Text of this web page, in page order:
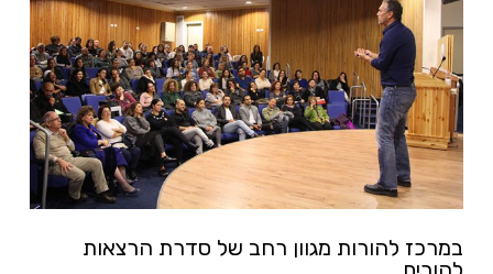
במרכז להורות מגוון רחב של סדרת הרצאות